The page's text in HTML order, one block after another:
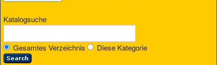
Katalogsuche
Gesamtes Verzeichnis Diese Kategorie